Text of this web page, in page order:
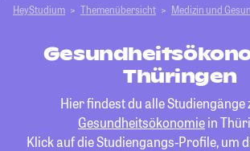
HeyStudium Themenübersicht Medizin und
Thüringen
Hier findest du alle Studiengänge
Gesundheitsökonomiein
Klick auf die Studiengangs-Profile, um